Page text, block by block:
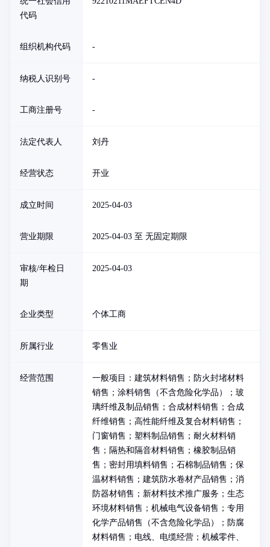
代码
组织机构代码 -
纳税人识别号 -
工商注册号 -
法定代表人 刘丹
经营状态 开业
成立时间 2025-04-03
营业期限 2025-04-03 至 无固定期限
审核/年检日
期
2025-04-03
企业类型 个体工商
所属行业 零售业
经营范围
一般项目：建筑材料销售；防火封堵材料
销售；涂料销售（不含危险化学品）；玻
璃纤维及制品销售；合成材料销售；合成
纤维销售；高性能纤维及复合材料销售；
门窗销售；塑料制品销售；耐火材料销
售；隔热和隔音材料销售；橡胶制品销
售；密封用填料销售；石棉制品销售；保
温材料销售；建筑防水卷材产品销售；消
防器材销售；新材料技术推广服务；生态
环境材料销售；机械电气设备销售；专用
化学产品销售（不含危险化学品）；防腐
材料销售；电线、电缆经营；机械零件、